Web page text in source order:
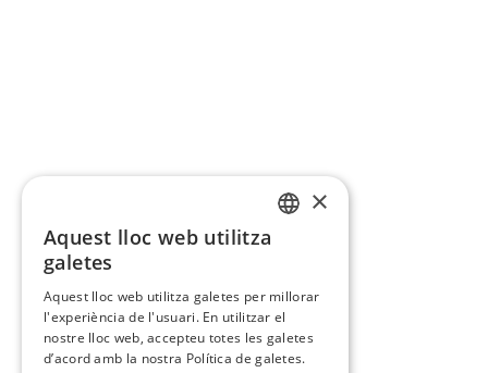
×
Aquest lloc web utilitza
galetes
Aquest lloc web utilitza galetes per millorar
l'experiència de l'usuari. En utilitzar el
nostre lloc web, accepteu totes les galetes
d’acord amb la nostra Política de galetes.